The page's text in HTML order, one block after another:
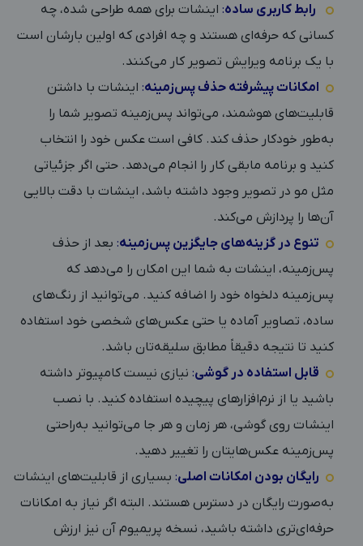
رابط کاربری ساده: اینشات برای همه طراحی شده، چه
کسانی که حرفه‌ای هستند و چه افرادی که اولین بارشان است
با یک برنامه ویرایش تصویر کار می‌کنند.
امکانات پیشرفته حذف پس‌زمینه: اینشات با داشتن
قابلیت‌های هوشمند، می‌تواند پس‌زمینه تصویر شما را
به‌طور خودکار حذف کند. کافی است عکس خود را انتخاب
کنید و برنامه مابقی کار را انجام می‌دهد. حتی اگر جزئیاتی
مثل مو در تصویر وجود داشته باشد، اینشات با دقت بالایی
آن‌ها را پردازش می‌کند.
تنوع در گزینه‌های جایگزین پس‌زمینه: بعد از حذف
پس‌زمینه، اینشات به شما این امکان را می‌دهد که
پس‌زمینه دلخواه خود را اضافه کنید. می‌توانید از رنگ‌های
ساده، تصاویر آماده یا حتی عکس‌های شخصی خود استفاده
کنید تا نتیجه دقیقاً مطابق سلیقه‌تان باشد.
قابل استفاده در گوشی: نیازی نیست کامپیوتر داشته
باشید یا از نرم‌افزارهای پیچیده استفاده کنید. با نصب
اینشات روی گوشی، هر زمان و هر جا می‌توانید به‌راحتی
پس‌زمینه عکس‌هایتان را تغییر دهید.
رایگان بودن امکانات اصلی: بسیاری از قابلیت‌های اینشات
به‌صورت رایگان در دسترس هستند. البته اگر نیاز به امکانات
حرفه‌ای‌تری داشته باشید، نسخه پریمیوم آن نیز ارزش